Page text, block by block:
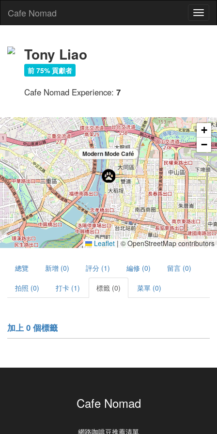
Cafe Nomad
Tony Liao
前 75% 貢獻者
Cafe Nomad Experience: 7
Modern Mode Café
+
−
Leaflet | © OpenStreetMap contributors
總覽 新增 (0) 評分 (1) 編修 (0) 留言 (0)
拍照 (0) 打卡 (1) 標籤 (0) 菜單 (0)
加上 0 個標籤
Cafe Nomad
網路咖啡豆推薦清單